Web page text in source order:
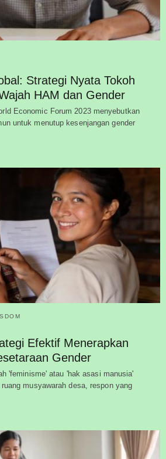
Strategi Nyata Tokoh
HAM dan Gender
Economic Forum 2023 menyebutkan
untuk menutup kesenjangan gender
Efektif Menerapkan
Gender
'feminisme' atau 'hak asasi manusia'
musyawarah desa, respon yang